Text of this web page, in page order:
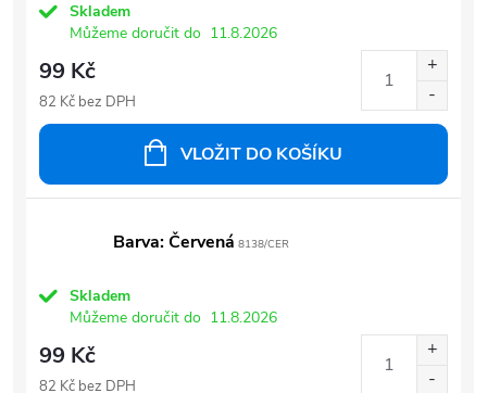
Skladem
Můžeme doručit do 11.8.2026
99 Kč
82 Kč bez DPH
VLOŽIT DO KOŠÍKU
Barva: Červená 8138/CER
Skladem
Můžeme doručit do 11.8.2026
99 Kč
82 Kč bez DPH